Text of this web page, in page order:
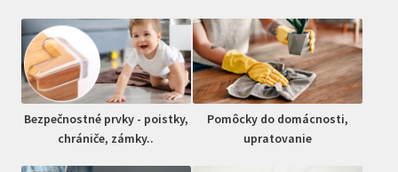
Bezpečnostné prvky - poistky,
chrániče, zámky..
Pomôcky do domácnosti,
upratovanie